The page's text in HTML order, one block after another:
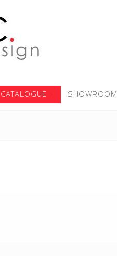
CATALOGUE SHOWROOM